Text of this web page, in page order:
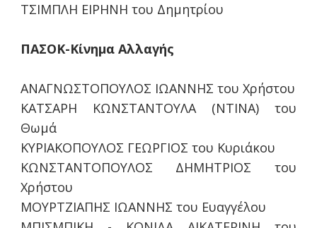
ΤΣΙΜΠΛΗ ΕΙΡΗΝΗ του Δημητρίου
ΠΑΣΟΚ-Κίνημα Αλλαγής
ΑΝΑΓΝΩΣΤΟΠΟΥΛΟΣ ΙΩΑΝΝΗΣ του Χρήστου
ΚΑΤΣΑΡΗ ΚΩΝΣΤΑΝΤΟΥΛΑ (ΝΤΙΝΑ) του
Θωμά
ΚΥΡΙΑΚΟΠΟΥΛΟΣ ΓΕΩΡΓΙΟΣ του Κυριάκου
ΚΩΝΣΤΑΝΤΟΠΟΥΛΟΣ ΔΗΜΗΤΡΙΟΣ του
Χρήστου
ΜΟΥΡΤΖΙΑΠΗΣ ΙΩΑΝΝΗΣ του Ευαγγέλου